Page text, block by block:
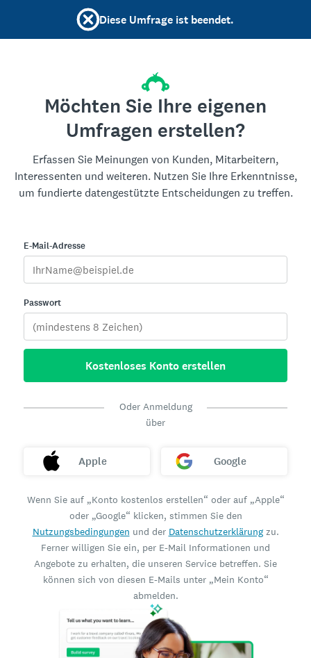
Diese Umfrage ist beendet.
Möchten Sie Ihre eigenen
Umfragen erstellen?
Erfassen Sie Meinungen von Kunden, Mitarbeitern,
Interessenten und weiteren. Nutzen Sie Ihre Erkenntnisse,
um fundierte datengestützte Entscheidungen zu treffen.
E-Mail-Adresse
Passwort
Kostenloses Konto erstellen
Oder Anmeldung
über
Apple Google
Wenn Sie auf „Konto kostenlos erstellen“ oder auf „Apple“
oder „Google“ klicken, stimmen Sie den
Nutzungsbedingungen und der Datenschutzerklärungzu.
Ferner willigen Sie ein, per E-Mail Informationen und
Angebote zu erhalten, die unseren Service betreffen. Sie
können sich von diesen E-Mails unter „Mein Konto“
abmelden.